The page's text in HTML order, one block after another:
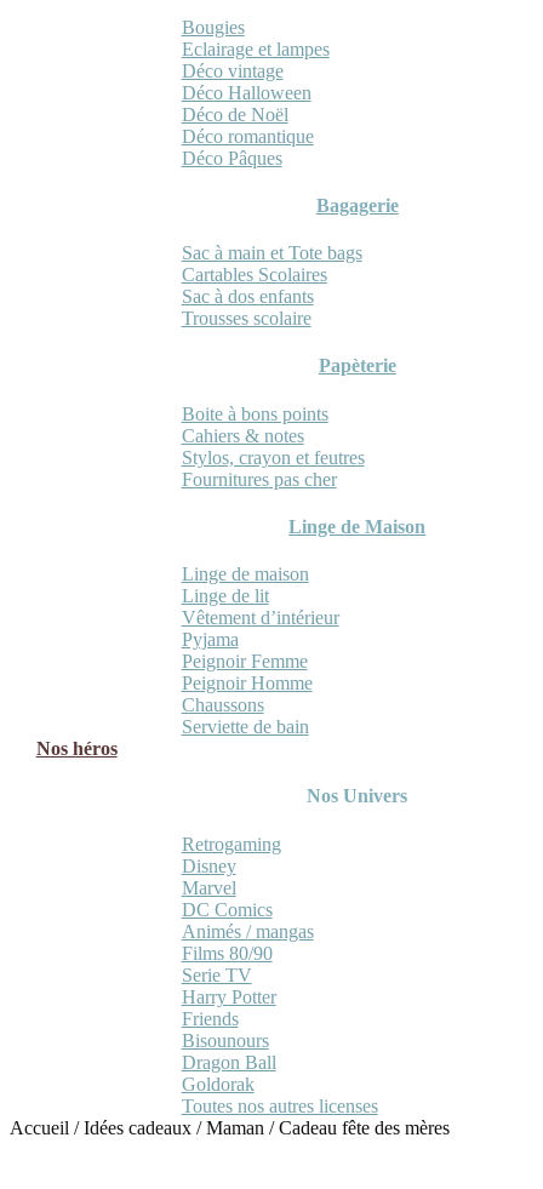
Bougies
Eclairage et lampes
Déco vintage
Déco Halloween
Déco de Noël
Déco romantique
Déco Pâques
Bagagerie
Sac à main et Tote bags
Cartables Scolaires
Sac à dos enfants
Trousses scolaire
Papèterie
Boite à bons points
Cahiers & notes
Stylos, crayon et feutres
Fournitures pas cher
Linge de Maison
Linge de maison
Linge de lit
Vêtement d’intérieur
Pyjama
Peignoir Femme
Peignoir Homme
Chaussons
Serviette de bain
Nos héros
Nos Univers
Retrogaming
Disney
Marvel
DC Comics
Animés / mangas
Films 80/90
Serie TV
Harry Potter
Friends
Bisounours
Dragon Ball
Goldorak
Toutes nos autres licenses
Accueil /Idées cadeaux /Maman /Cadeau fête des mères